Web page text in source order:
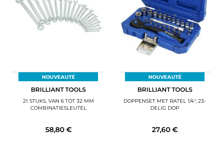
NOUVEAUTÉ
BRILLIANT TOOLS
21 STUKS, VAN 6 TOT 32 MM
COMBINATIESLEUTEL
58,80 €
NOUVEAUTÉ
BRILLIANT TOOLS
DOPPENSET MET RATEL 1/4'', 23-
DELIG DOP
27,60 €